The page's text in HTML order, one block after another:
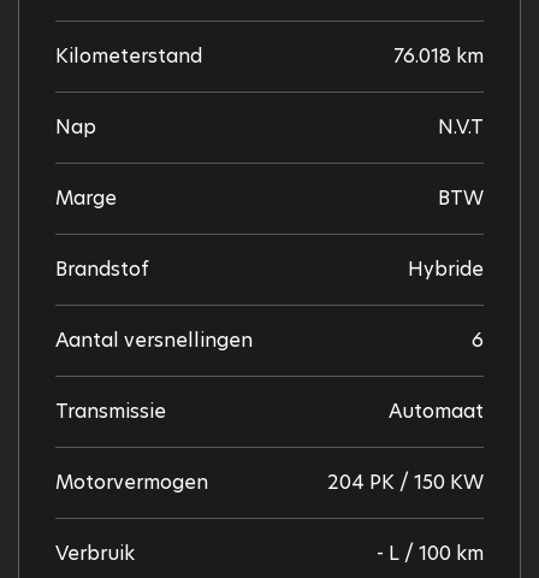
Kilometerstand 76.018 km
Nap N.V.T
Marge BTW
Brandstof Hybride
Aantal versnellingen 6
Transmissie Automaat
Motorvermogen 204 PK / 150 KW
Verbruik - L / 100 km